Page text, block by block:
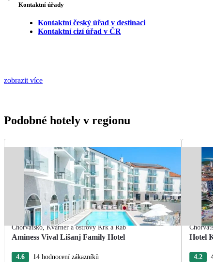
Kontaktní úřady
Kontaktní český úřad v destinaci
Kontaktní cizí úřad v ČR
zobrazit více
Podobné hotely v regionu
Chorvatsko,Kvarner a ostrovy Krk a Rab
Aminess Vival Lišanj Family Hotel
4.6 14 hodnocení zákazníků
Hotel
4.2 4